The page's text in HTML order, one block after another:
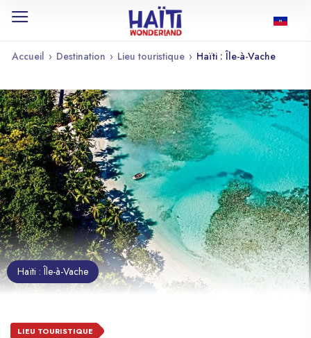
Accueil › Destination › Lieu touristique › Haïti : Île-à-Vache
Haïti : Île-à-Vache
LIEU TOURISTIQUE